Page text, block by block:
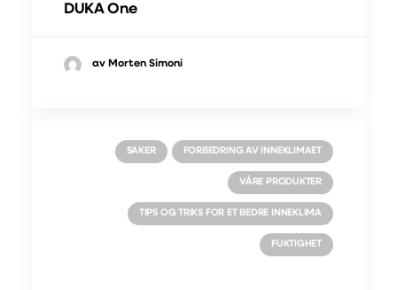
DUKA One
av Morten Simoni
SAKER FORBEDRING AV INNEKLIMAET
VÅRE PRODUKTER
TIPS OG TRIKS FOR ET BEDRE INNEKLIMA
FUKTIGHET